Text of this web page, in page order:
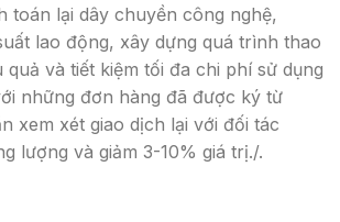
toán lại dây chuyền công nghệ,
lao động, xây dựng quá trình thao
quả và tiết kiệm tối đa chi phí sử dụng
những đơn hàng đã được ký từ
xem xét giao dịch lại với đối tác
lượng và giảm 3-10% giá trị./.